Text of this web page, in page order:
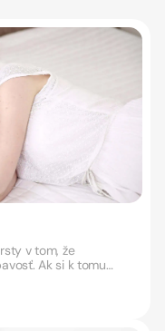
v tom, že
Ak si k tomu